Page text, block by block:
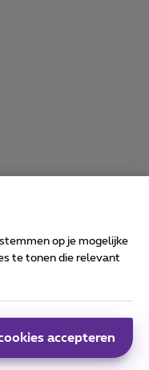
op je mogelijke
te tonen die relevant
accepteren